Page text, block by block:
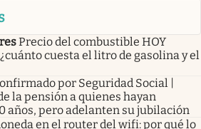
Precio del combustible HOY
cuesta el litro de gasolina y el
por Seguridad Social |
la pensión a quienes hayan
años, pero adelanten su jubilación
en el router del wifi: por qué lo